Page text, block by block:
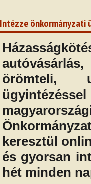
Intézze önkormányzati
örömteli,
keresztül
és gyorsan
hét minden